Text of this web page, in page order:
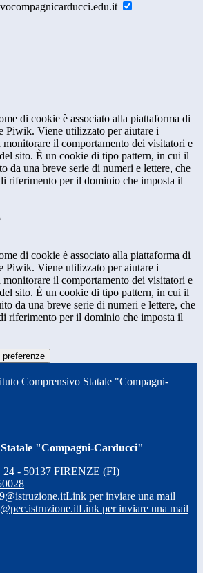
di cookie è associato alla piattaforma di
Piwik. Viene utilizzato per aiutare i
il comportamento dei visitatori e
sito. È un cookie di tipo pattern, in cui il
da una breve serie di numeri e lettere, che
riferimento per il dominio che imposta il
di cookie è associato alla piattaforma di
Piwik. Viene utilizzato per aiutare i
il comportamento dei visitatori e
sito. È un cookie di tipo pattern, in cui il
da una breve serie di numeri e lettere, che
riferimento per il dominio che imposta il
Comprensivo Statale "Compagni-
"Compagni-Carducci"
24 - 50137 FIRENZE (FI)
Link per inviare una mail
Link per inviare una mail